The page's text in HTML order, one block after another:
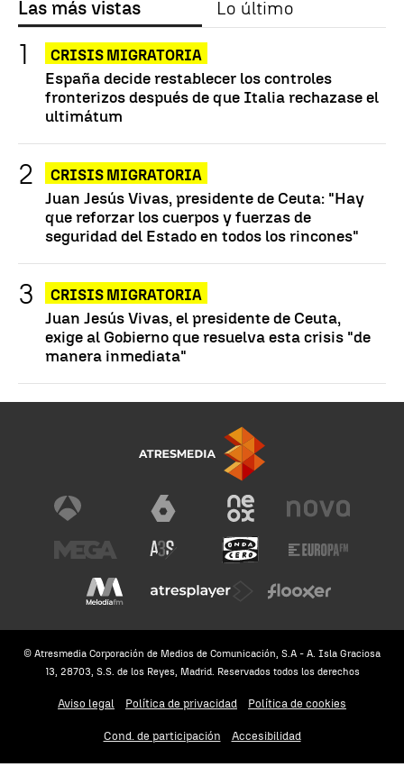
Las más vistas Lo último
CRISIS MIGRATORIA
España decide restablecer los controles
fronterizos después de que Italia rechazase el
ultimátum
CRISIS MIGRATORIA
Juan Jesús Vivas, presidente de Ceuta: "Hay
que reforzar los cuerpos y fuerzas de
seguridad del Estado en todos los rincones"
CRISIS MIGRATORIA
Juan Jesús Vivas, el presidente de Ceuta,
exige al Gobierno que resuelva esta crisis "de
manera inmediata"
© Atresmedia Corporación de Medios de Comunicación, S.A - A. Isla Graciosa
13, 28703, S.S. de los Reyes, Madrid. Reservados todos los derechos
Aviso legal Política de privacidad Política de cookies
Cond. de participación Accesibilidad